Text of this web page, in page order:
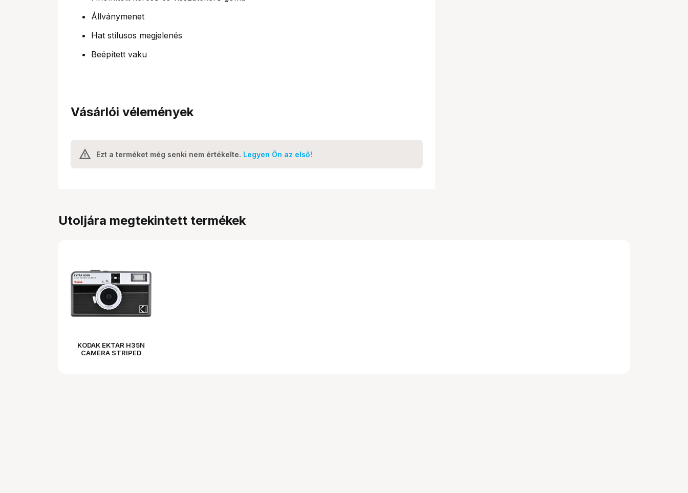
Állványmenet
Hat stílusos megjelenés
Beépített vaku
Vásárlói vélemények
Ezt a terméket még senki nem értékelte. Legyen Ön az első!
Utoljára megtekintett termékek
KODAK EKTAR H35N
CAMERA STRIPED